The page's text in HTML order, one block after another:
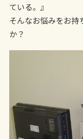
ている。』
そんなお悩みをお持
か？